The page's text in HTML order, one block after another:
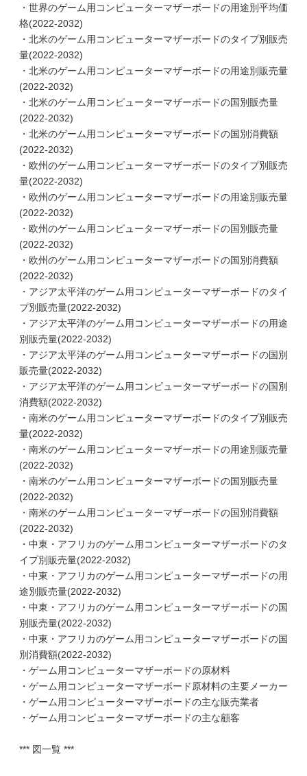
・世界のゲーム用コンピューターマザーボードの用途別平均価
格(2022-2032)
・北米のゲーム用コンピューターマザーボードのタイプ別販売
量(2022-2032)
・北米のゲーム用コンピューターマザーボードの用途別販売量
(2022-2032)
・北米のゲーム用コンピューターマザーボードの国別販売量
(2022-2032)
・北米のゲーム用コンピューターマザーボードの国別消費額
(2022-2032)
・欧州のゲーム用コンピューターマザーボードのタイプ別販売
量(2022-2032)
・欧州のゲーム用コンピューターマザーボードの用途別販売量
(2022-2032)
・欧州のゲーム用コンピューターマザーボードの国別販売量
(2022-2032)
・欧州のゲーム用コンピューターマザーボードの国別消費額
(2022-2032)
・アジア太平洋のゲーム用コンピューターマザーボードのタイ
プ別販売量(2022-2032)
・アジア太平洋のゲーム用コンピューターマザーボードの用途
別販売量(2022-2032)
・アジア太平洋のゲーム用コンピューターマザーボードの国別
販売量(2022-2032)
・アジア太平洋のゲーム用コンピューターマザーボードの国別
消費額(2022-2032)
・南米のゲーム用コンピューターマザーボードのタイプ別販売
量(2022-2032)
・南米のゲーム用コンピューターマザーボードの用途別販売量
(2022-2032)
・南米のゲーム用コンピューターマザーボードの国別販売量
(2022-2032)
・南米のゲーム用コンピューターマザーボードの国別消費額
(2022-2032)
・中東・アフリカのゲーム用コンピューターマザーボードのタ
イプ別販売量(2022-2032)
・中東・アフリカのゲーム用コンピューターマザーボードの用
途別販売量(2022-2032)
・中東・アフリカのゲーム用コンピューターマザーボードの国
別販売量(2022-2032)
・中東・アフリカのゲーム用コンピューターマザーボードの国
別消費額(2022-2032)
・ゲーム用コンピューターマザーボードの原材料
・ゲーム用コンピューターマザーボード原材料の主要メーカー
・ゲーム用コンピューターマザーボードの主な販売業者
・ゲーム用コンピューターマザーボードの主な顧客
*** 図一覧 ***